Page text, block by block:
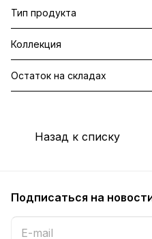
Тип продукта
Коллекция
Остаток на складах
Назад к списку
Подписаться на